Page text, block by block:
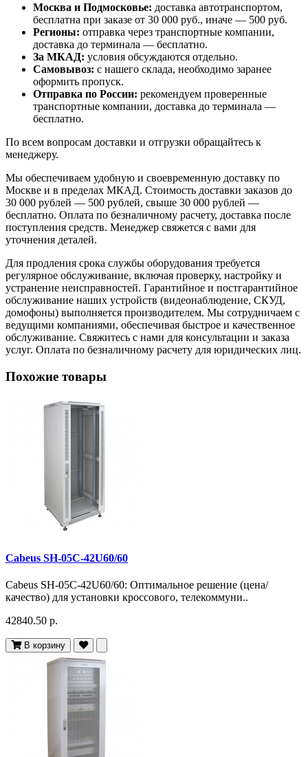
Москва и Подмосковье: доставка автотранспортом,
бесплатна при заказе от 30 000 руб., иначе — 500 руб.
Регионы: отправка через транспортные компании,
доставка до терминала — бесплатно.
За МКАД: условия обсуждаются отдельно.
Самовывоз: с нашего склада, необходимо заранее
оформить пропуск.
Отправка по России: рекомендуем проверенные
транспортные компании, доставка до терминала —
бесплатно.
По всем вопросам доставки и отгрузки обращайтесь к
менеджеру.
Мы обеспечиваем удобную и своевременную доставку по
Москве и в пределах МКАД. Стоимость доставки заказов до
30 000 рублей — 500 рублей, свыше 30 000 рублей —
бесплатно. Оплата по безналичному расчету, доставка после
поступления средств. Менеджер свяжется с вами для
уточнения деталей.
Для продления срока службы оборудования требуется
регулярное обслуживание, включая проверку, настройку и
устранение неисправностей. Гарантийное и постгарантийное
обслуживание наших устройств (видеонаблюдение, СКУД,
домофоны) выполняется производителем. Мы сотрудничаем с
ведущими компаниями, обеспечивая быстрое и качественное
обслуживание. Свяжитесь с нами для консультации и заказа
услуг. Оплата по безналичному расчету для юридических лиц.
Похожие товары
Cabeus SH-05C-42U60/60
Cabeus SH-05C-42U60/60: Оптимальное решение (цена/
качество) для установки кроссового, телекоммуни..
42840.50 р.
В корзину